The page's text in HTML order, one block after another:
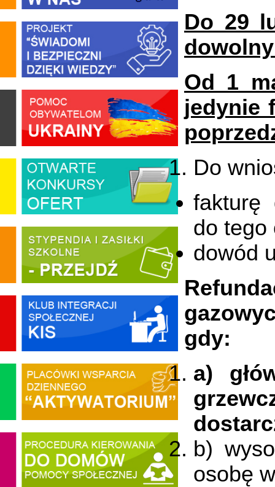
Do 29
Od 1
jedynie
Do
fakturę
do tego
dowód
gdy:
a)
b)
osobę